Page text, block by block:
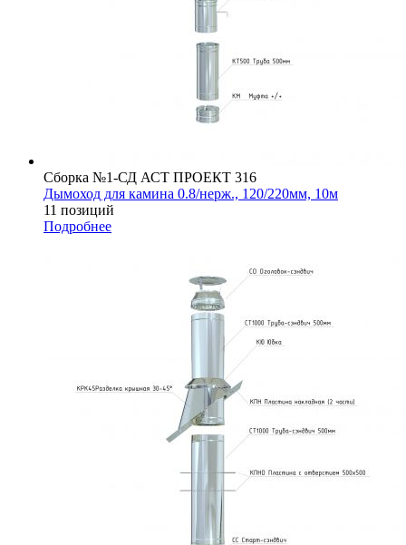
Сборка №1-СД АСТ ПРОЕКТ 316
Дымоход для камина 0.8/нерж., 120/220мм, 10м
11 позиций
Подробнее